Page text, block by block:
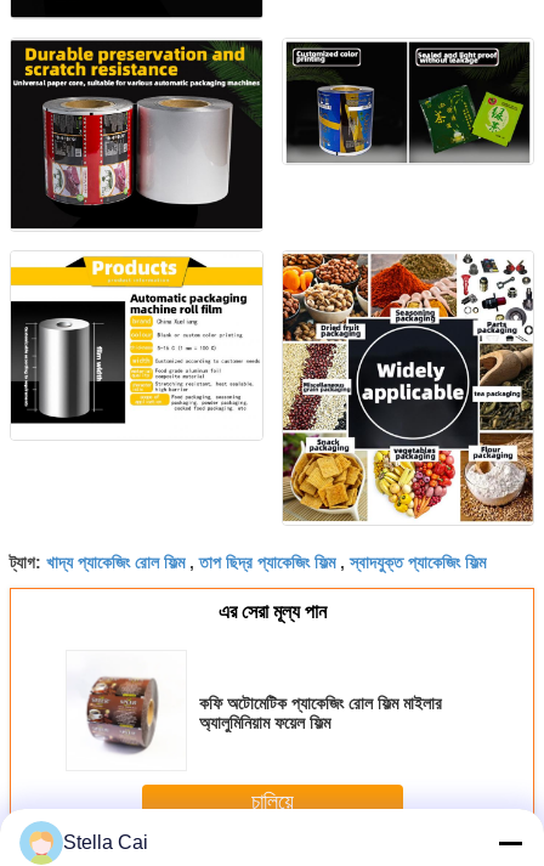
ট্যাগ: খাদ্য প্যাকেজিং রোল ফিল্ম,তাপ ছিদ্র প্যাকেজিং ফিল্ম,স্বাদযুক্ত প্যাকেজিং ফিল্ম
এর সেরা মূল্য পান
কফি অটোমেটিক প্যাকেজিং রোল ফিল্ম মাইলার
অ্যালুমিনিয়াম ফয়েল ফিল্ম
চালিয়ে
Stella Cai